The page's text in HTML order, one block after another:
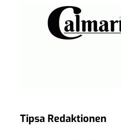
Tipsa Redaktionen